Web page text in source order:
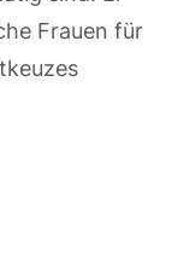
Frauen für